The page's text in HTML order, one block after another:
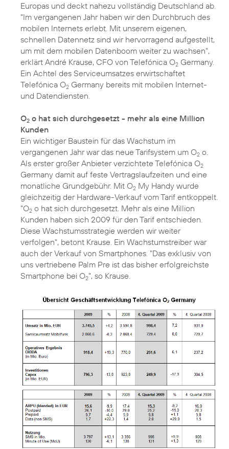
Europas und deckt nahezu vollständig Deutschland ab.
"Im vergangenen Jahr haben wir den Durchbruch des
mobilen Internets erlebt. Mit unserem eigenen,
schnellen Datennetz sind wir hervorragend aufgestellt,
um mit dem mobilen Datenboom weiter zu wachsen",
erklärt André Krause, CFO von Telefónica O2 Germany.
Ein Achtel des Serviceumsatzes erwirtschaftet
Telefónica O2 Germany bereits mit mobilen Internet-
und Datendiensten.
O2 o hat sich durchgesetzt - mehr als eine Million
Kunden
Ein wichtiger Baustein für das Wachstum im
vergangenen Jahr war das neue Tarifsystem um O2 o.
Als erster großer Anbieter verzichtete Telefónica O2
Germany damit auf feste Vertragslaufzeiten und eine
monatliche Grundgebühr. Mit O2 My Handy wurde
gleichzeitig der Hardware-Verkauf vom Tarif entkoppelt.
"O2 o hat sich durchgesetzt. Mehr als eine Million
Kunden haben sich 2009 für den Tarif entschieden.
Diese Wachstumsstrategie werden wir weiter
verfolgen", betont Krause. Ein Wachstumstreiber war
auch der Verkauf von Smartphones. "Das exklusiv von
uns vertriebene Palm Pre ist das bisher erfolgreichste
Smartphone bei O2", so Krause.